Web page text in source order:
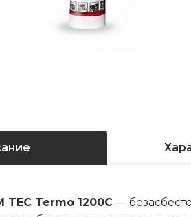
TEC Termo 1200C —